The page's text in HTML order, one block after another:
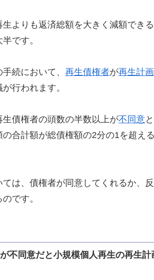
よりも返済総額を大きく減額でき
です。
続において、 再生債権者が再生計
行われます。
生債権者の頭数の半数以上が不同意
合計額が総債権額の2分の1を超え
は、債権者が同意してくれるか、
です。
不同意だと小規模個人再生の再生